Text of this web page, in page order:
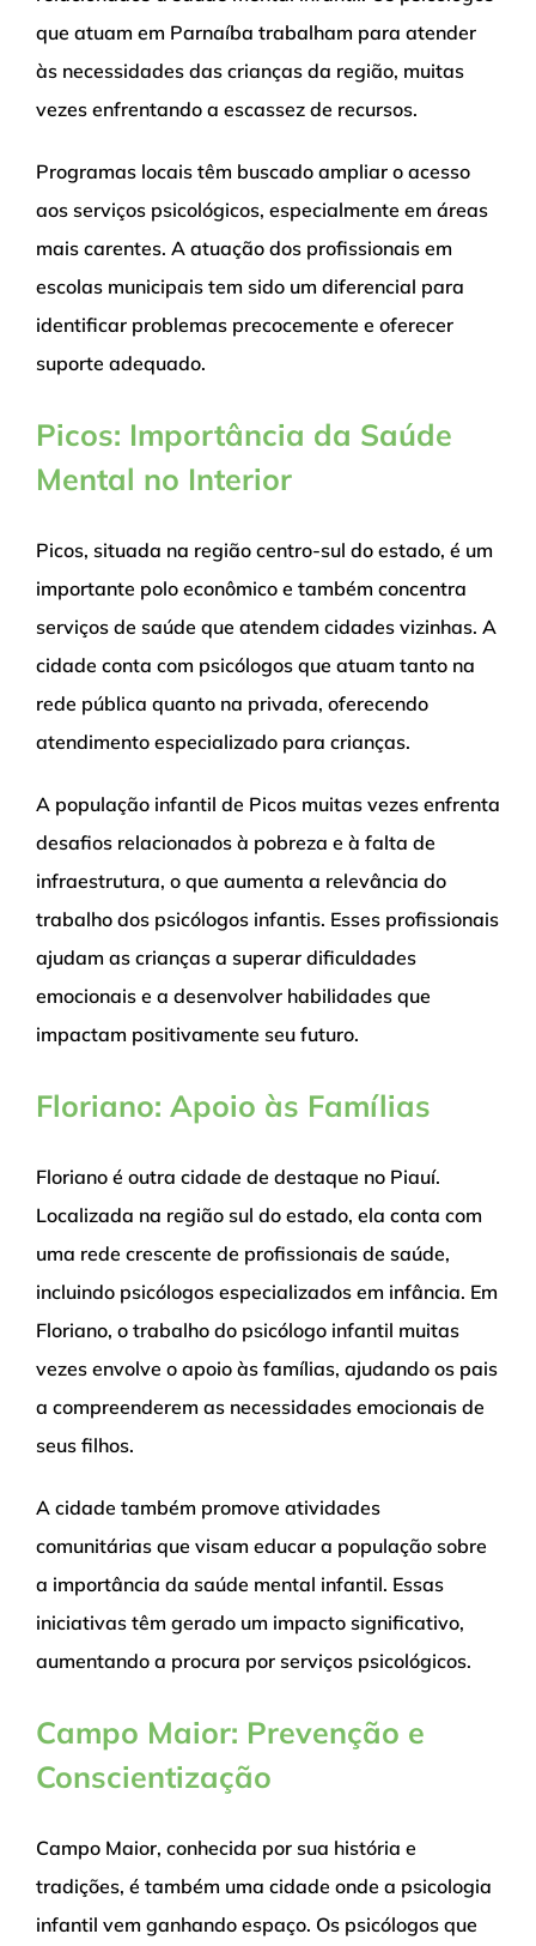
que atuam em Parnaíba trabalham para atender
às necessidades das crianças da região, muitas
vezes enfrentando a escassez de recursos.
Programas locais têm buscado ampliar o acesso
aos serviços psicológicos, especialmente em áreas
mais carentes. A atuação dos profissionais em
escolas municipais tem sido um diferencial para
identificar problemas precocemente e oferecer
suporte adequado.
Picos: Importância da Saúde
Mental no Interior
Picos, situada na região centro-sul do estado, é um
importante polo econômico e também concentra
serviços de saúde que atendem cidades vizinhas. A
cidade conta com psicólogos que atuam tanto na
rede pública quanto na privada, oferecendo
atendimento especializado para crianças.
A população infantil de Picos muitas vezes enfrenta
desafios relacionados à pobreza e à falta de
infraestrutura, o que aumenta a relevância do
trabalho dos psicólogos infantis. Esses profissionais
ajudam as crianças a superar dificuldades
emocionais e a desenvolver habilidades que
impactam positivamente seu futuro.
Floriano: Apoio às Famílias
Floriano é outra cidade de destaque no Piauí.
Localizada na região sul do estado, ela conta com
uma rede crescente de profissionais de saúde,
incluindo psicólogos especializados em infância. Em
Floriano, o trabalho do psicólogo infantil muitas
vezes envolve o apoio às famílias, ajudando os pais
a compreenderem as necessidades emocionais de
seus filhos.
A cidade também promove atividades
comunitárias que visam educar a população sobre
a importância da saúde mental infantil. Essas
iniciativas têm gerado um impacto significativo,
aumentando a procura por serviços psicológicos.
Campo Maior: Prevenção e
Conscientização
Campo Maior, conhecida por sua história e
tradições, é também uma cidade onde a psicologia
infantil vem ganhando espaço. Os psicólogos que